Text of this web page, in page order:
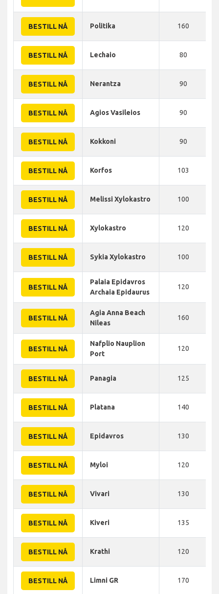
BESTILL NÅ Politika 160
BESTILL NÅ Lechaio 80
BESTILL NÅ Nerantza 90
BESTILL NÅ Agios Vasileios 90
BESTILL NÅ Kokkoni 90
BESTILL NÅ Korfos 103
BESTILL NÅ Melissi Xylokastro 100
BESTILL NÅ Xylokastro 120
BESTILL NÅ Sykia Xylokastro 100
BESTILL NÅ
Palaia Epidavros
Archaia Epidaurus
120
BESTILL NÅ
Agia Anna Beach
Nileas
160
BESTILL NÅ
Nafplio Nauplion
Port
120
BESTILL NÅ Panagia 125
BESTILL NÅ Platana 140
BESTILL NÅ Epidavros 130
BESTILL NÅ Myloi 120
BESTILL NÅ Vivari 130
BESTILL NÅ Kiveri 135
BESTILL NÅ Krathi 120
BESTILL NÅ Limni GR 170